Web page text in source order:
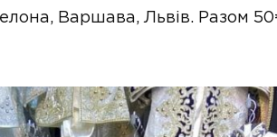
Варшава, Львів. Разом